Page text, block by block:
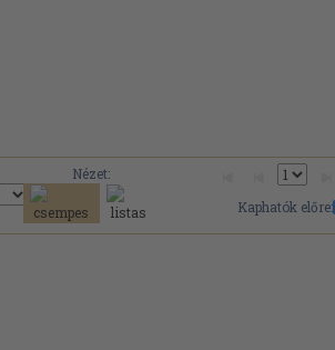
Nézet:
Kaphatók előre: